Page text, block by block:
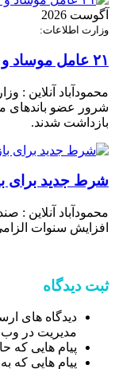
آگوست 2026
وزارت اطلاعات:
۲۱ عامل موساد و ۴ عضو باند‌های مسلح بازداشت شدند
شرور عضو باند‌های
بازداشت شدند.
شرط جدید برای
محمودآباد آنلاین
افزایش سنوات
ثبت دیدگاه
دیدگاه های
مدیریت در
پیام هایی که
پیام هایی که